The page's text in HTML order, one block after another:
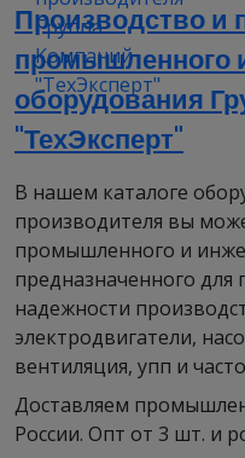
Производство и
промышленного
оборудования
"ТехЭксперт"
В нашем каталоге
производителя вы
промышленного и
предназначенного
надежности
электродвигатели,
вентиляция, упп и
Доставляем
России. Опт от 3 шт. и